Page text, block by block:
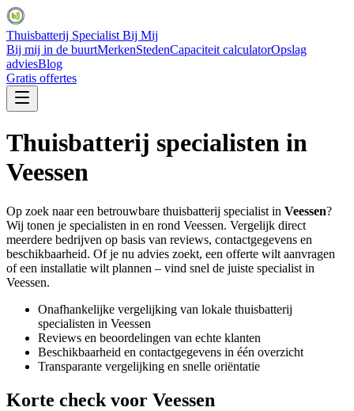
Thuisbatterij Specialist Bij Mij
Bij mij in de buurtMerkenStedenCapaciteit calculatorOpslag
adviesBlog
Gratis offertes
Thuisbatterij specialisten in
Veessen
Op zoek naar een betrouwbare thuisbatterij specialist in Veessen?
Wij tonen je specialisten in en rond Veessen. Vergelijk direct
meerdere bedrijven op basis van reviews, contactgegevens en
beschikbaarheid. Of je nu advies zoekt, een offerte wilt aanvragen
of een installatie wilt plannen – vind snel de juiste specialist in
Veessen.
Onafhankelijke vergelijking van lokale thuisbatterij
specialisten in Veessen
Reviews en beoordelingen van echte klanten
Beschikbaarheid en contactgegevens in één overzicht
Transparante vergelijking en snelle oriëntatie
Korte check voor Veessen